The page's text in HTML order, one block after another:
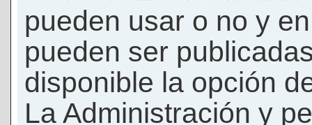
pueden usar o no y
pueden ser
disponible la opción
La Administración y